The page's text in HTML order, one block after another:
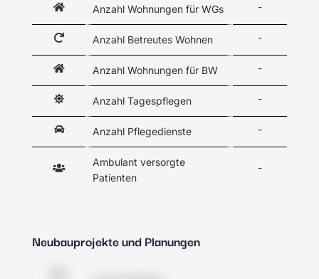
Anzahl Wohnungen für WGs -
Anzahl Betreutes Wohnen -
Anzahl Wohnungen für BW -
Anzahl Tagespflegen -
Anzahl Pflegedienste -
Ambulant versorgte
Patienten
-
Neubauprojekte und Planungen